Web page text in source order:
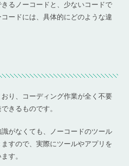
るノーコードと、少ないコードで
ードには、具体的にどのような違
り、コーディング作業が全く不要
きるものです。
がなくても、ノーコードのツール
すので、実際にツールやアプリを
す。